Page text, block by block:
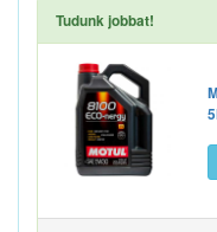
Tudunk jobbat!